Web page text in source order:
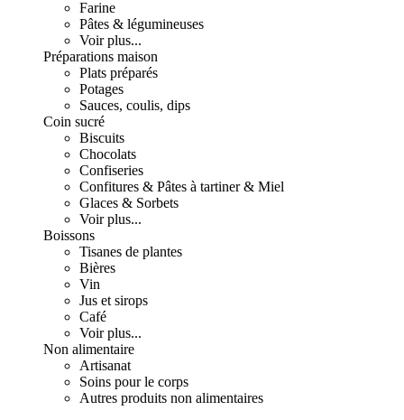
Farine
Pâtes & légumineuses
Voir plus...
Préparations maison
Plats préparés
Potages
Sauces, coulis, dips
Coin sucré
Biscuits
Chocolats
Confiseries
Confitures & Pâtes à tartiner & Miel
Glaces & Sorbets
Voir plus...
Boissons
Tisanes de plantes
Bières
Vin
Jus et sirops
Café
Voir plus...
Non alimentaire
Artisanat
Soins pour le corps
Autres produits non alimentaires